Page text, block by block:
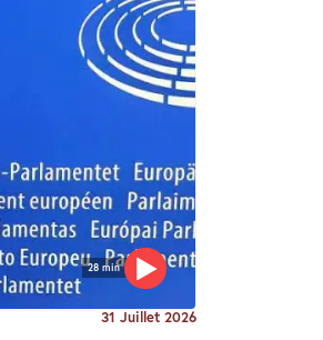
28 min
31 Juillet 2026